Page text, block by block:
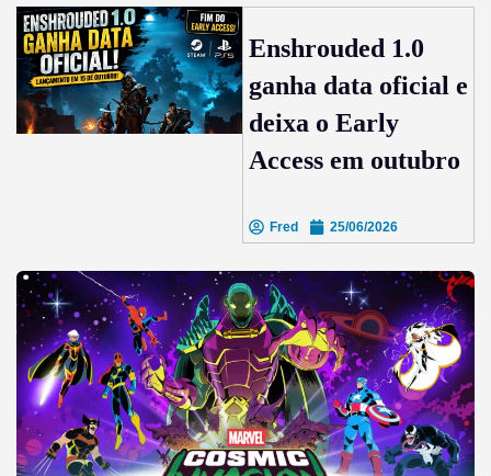
Enshrouded 1.0
ganha data oficial e
deixa o Early
Access em outubro
Fred 25/06/2026